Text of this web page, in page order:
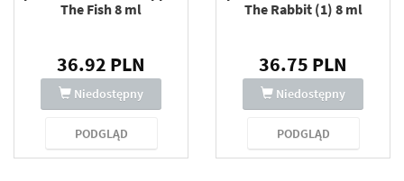
The Fish 8 ml
36.92 PLN
Niedostępny
PODGLĄD
The Rabbit (1) 8 ml
36.75 PLN
Niedostępny
PODGLĄD